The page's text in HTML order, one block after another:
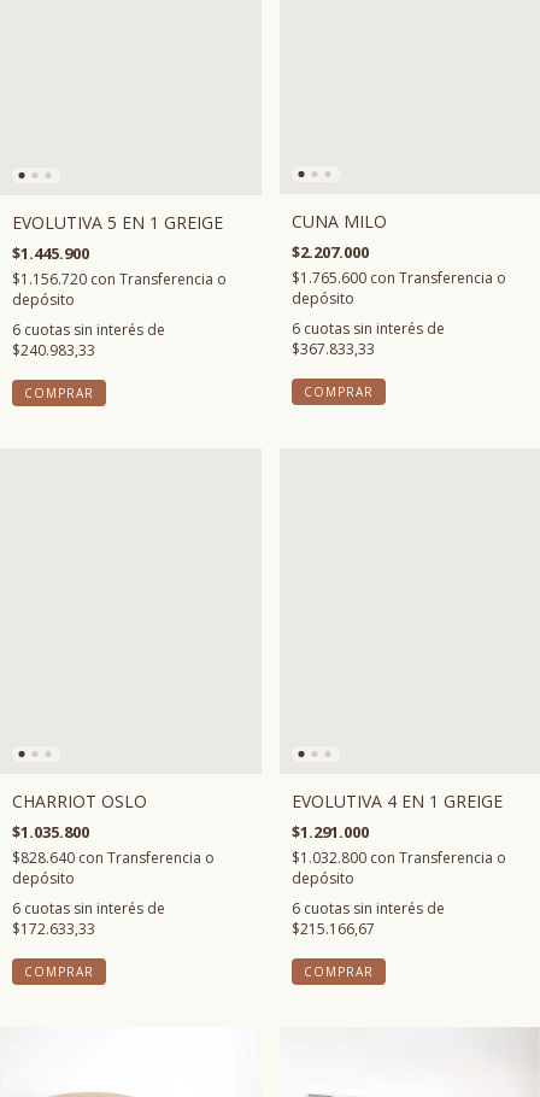
EVOLUTIVA 5 EN 1 GREIGE
$1.445.900
$1.156.720 con Transferencia o
depósito
6 cuotas sin interés de
$240.983,33
COMPRAR
CUNA MILO
$2.207.000
$1.765.600 con Transferencia o
depósito
6 cuotas sin interés de
$367.833,33
COMPRAR
CHARRIOT OSLO
$1.035.800
$828.640 con Transferencia o
depósito
6 cuotas sin interés de
$172.633,33
COMPRAR
EVOLUTIVA 4 EN 1 GREIGE
$1.291.000
$1.032.800 con Transferencia o
depósito
6 cuotas sin interés de
$215.166,67
COMPRAR